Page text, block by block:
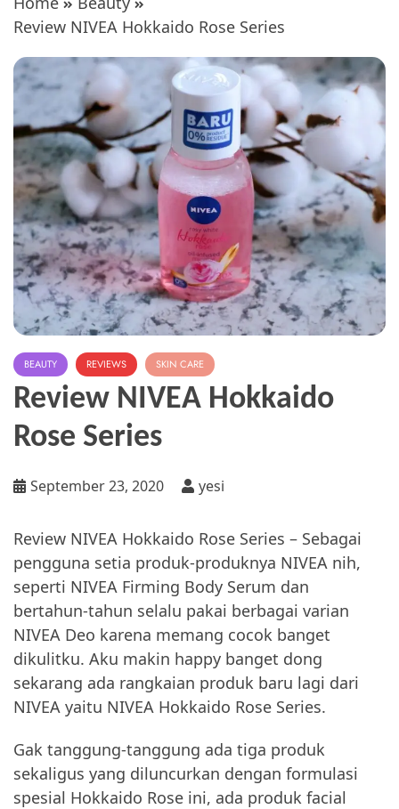
Review NIVEA Hokkaido Rose Series
BEAUTY REVIEWS SKIN CARE
Review NIVEA Hokkaido
Rose Series
September 23, 2020 yesi
Review NIVEA Hokkaido Rose Series – Sebagai
pengguna setia produk-produknya NIVEA nih,
seperti NIVEA Firming Body Serum dan
bertahun-tahun selalu pakai berbagai varian
NIVEA Deo karena memang cocok banget
dikulitku. Aku makin happy banget dong
sekarang ada rangkaian produk baru lagi dari
NIVEA yaitu NIVEA Hokkaido Rose Series.
Gak tanggung-tanggung ada tiga produk
sekaligus yang diluncurkan dengan formulasi
spesial Hokkaido Rose ini, ada produk facial